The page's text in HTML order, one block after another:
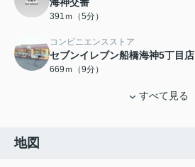
海神交番
391ｍ（5分）
コンビニエンスストア
セブンイレブン船橋海神5丁目店
669ｍ（9分）
すべて見る
地図